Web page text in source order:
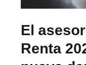
El
Renta